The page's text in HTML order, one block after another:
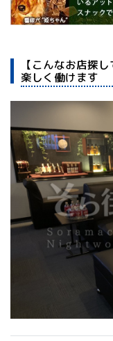
【こんなお店探
楽しく働けます